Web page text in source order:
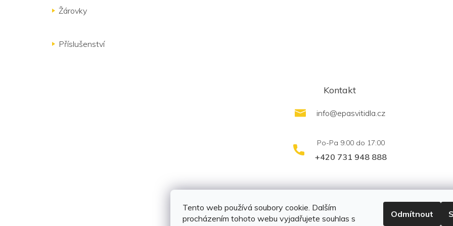
Tento web používá soubory cookie. Dalším
procházením tohoto webu vyjadřujete souhlas s
Odmítnout
Žárovky
Příslušenství
Kontakt
info@epasvitidla.cz
+420 731 948 888